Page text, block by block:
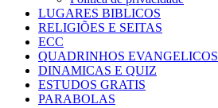
LUGARES BIBLICOS
RELIGIÕES E SEITAS
ECC
QUADRINHOS EVANGELICOS
DINAMICAS E QUIZ
ESTUDOS GRATIS
PARABOLAS